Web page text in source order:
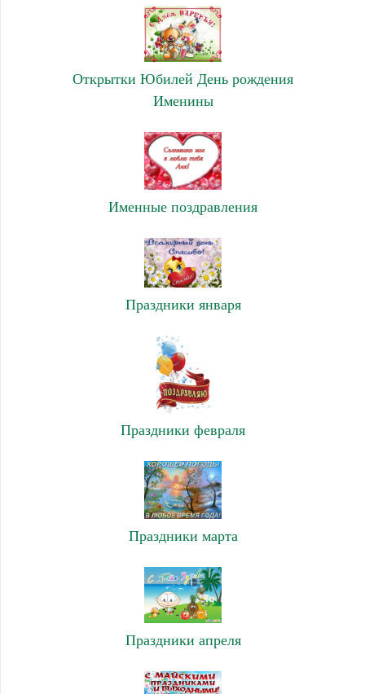
Открытки Юбилей День рождения
Именины
Именные поздравления
Праздники января
Праздники февраля
Праздники марта
Праздники апреля